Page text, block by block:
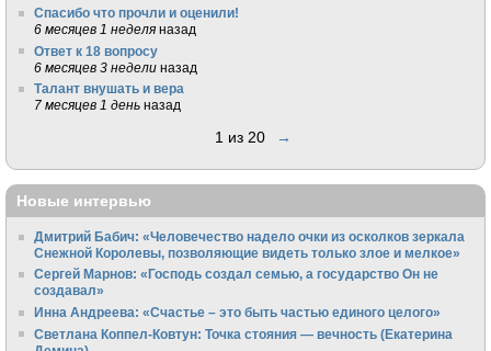
Спасибо что прочли и оценили!
6 месяцев 1 неделя назад
Ответ к 18 вопросу
6 месяцев 3 недели назад
Талант внушать и вера
7 месяцев 1 день назад
1 из 20 →
Новые интервью
Дмитрий Бабич: «Человечество надело очки из осколков зеркала
Снежной Королевы, позволяющие видеть только злое и мелкое»
Сергей Марнов: «Господь создал семью, а государство Он не
создавал»
Инна Андреева: «Счастье – это быть частью единого целого»
Светлана Коппел-Ковтун: Точка стояния — вечность (Екатерина